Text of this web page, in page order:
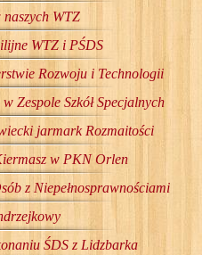
naszych WTZ
WTZ i PŚDS
Rozwoju i Technologii
Zespole Szkół Specjalnych
jarmark Rozmaitości
w PKN Orlen
z Niepełnosprawnościami
ŚDS z Lidzbarka